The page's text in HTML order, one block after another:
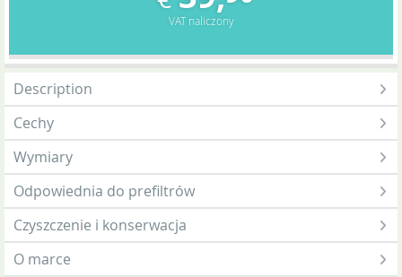
VAT naliczony
Description
Cechy
Wymiary
Odpowiednia do prefiltrów
Czyszczenie i konserwacja
O marce